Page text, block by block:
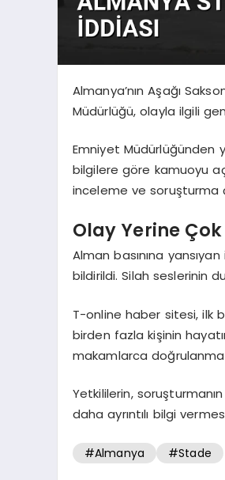
Almanya’nın Aşağı
Müdürlüğü, olayla ilgili
Emniyet Müdürlüğünden
bilgilere göre kamuoyu
inceleme ve soruşturma
Olay Yerine
Alman basınına
bildirildi. Silah seslerinin
T-online haber sitesi, ilk
birden fazla kişinin
makamlarca
Yetkililerin,
daha ayrıntılı bilgi
#Almanya #Stade